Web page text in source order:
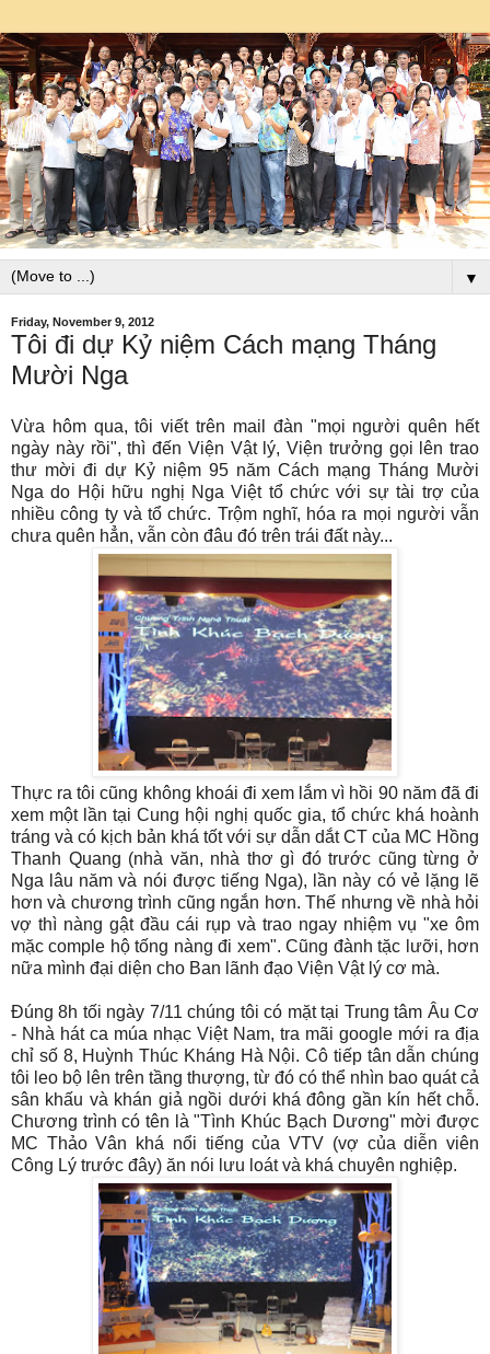
▼
Friday, November 9, 2012
Tôi đi dự Kỷ niệm Cách mạng Tháng
Mười Nga
Vừa hôm qua, tôi viết trên mail đàn "mọi người quên hết
ngày này rồi", thì đến Viện Vật lý, Viện trưởng gọi lên trao
thư mời đi dự Kỷ niệm 95 năm Cách mạng Tháng Mười
Nga do Hội hữu nghị Nga Việt tổ chức với sự tài trợ của
nhiều công ty và tổ chức. Trộm nghĩ, hóa ra mọi người vẫn
chưa quên hẳn, vẫn còn đâu đó trên trái đất này...
Thực ra tôi cũng không khoái đi xem lắm vì hồi 90 năm đã đi
xem một lần tại Cung hội nghị quốc gia, tổ chức khá hoành
tráng và có kịch bản khá tốt với sự dẫn dắt CT của MC Hồng
Thanh Quang (nhà văn, nhà thơ gì đó trước cũng từng ở
Nga lâu năm và nói được tiếng Nga), lần này có vẻ lặng lẽ
hơn và chương trình cũng ngắn hơn. Thế nhưng về nhà hỏi
vợ thì nàng gật đầu cái rụp và trao ngay nhiệm vụ "xe ôm
mặc comple hộ tống nàng đi xem". Cũng đành tặc lưỡi, hơn
nữa mình đại diện cho Ban lãnh đạo Viện Vật lý cơ mà.
Đúng 8h tối ngày 7/11 chúng tôi có mặt tại Trung tâm Âu Cơ
- Nhà hát ca múa nhạc Việt Nam, tra mãi google mới ra địa
chỉ số 8, Huỳnh Thúc Kháng Hà Nội. Cô tiếp tân dẫn chúng
tôi leo bộ lên trên tầng thượng, từ đó có thể nhìn bao quát cả
sân khấu và khán giả ngồi dưới khá đông gần kín hết chỗ.
Chương trình có tên là "Tình Khúc Bạch Dương" mời được
MC Thảo Vân khá nổi tiếng của VTV (vợ của diễn viên
Công Lý trước đây) ăn nói lưu loát và khá chuyên nghiệp.